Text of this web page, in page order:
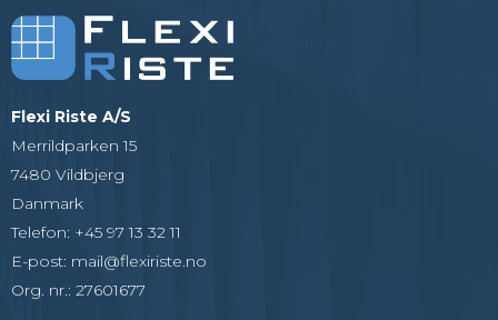
Flexi Riste A/S
Merrildparken 15
7480 Vildbjerg
Danmark
Telefon: +45 97 13 32 11
E-post: mail@flexiriste.no
Org. nr. : 27601677